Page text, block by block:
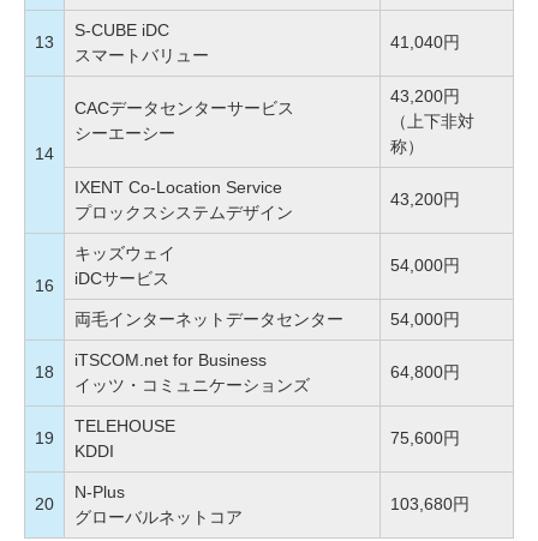
13
S-CUBE iDC
スマートバリュー
41,040円
14
CACデータセンターサービス
シーエーシー
43,200円
（上下非対
称）
IXENT Co-Location Service
プロックスシステムデザイン
43,200円
16
キッズウェイ
iDCサービス
54,000円
両毛インターネットデータセンター 54,000円
18
iTSCOM.net for Business
イッツ・コミュニケーションズ
64,800円
19
TELEHOUSE
KDDI
75,600円
20
N-Plus
グローバルネットコア
103,680円